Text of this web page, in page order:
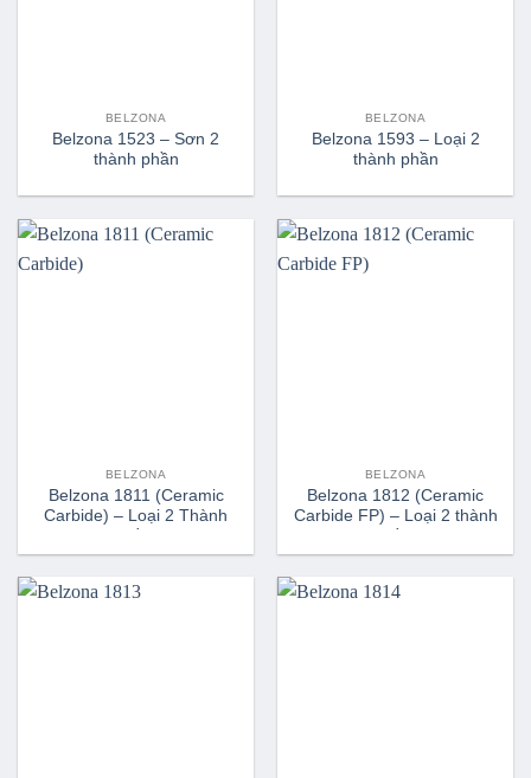
BELZONA
Belzona 1523 – Sơn 2
thành phần
BELZONA
Belzona 1593 – Loại 2
thành phần
BELZONA
Belzona 1811 (Ceramic
Carbide) – Loại 2 Thành
Phần
BELZONA
Belzona 1812 (Ceramic
Carbide FP) – Loại 2 thành
phần